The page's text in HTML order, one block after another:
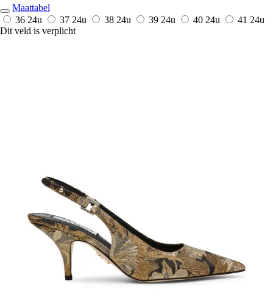
Maattabel
36 24u 37 24u 38 24u 39 24u 40 24u 41 24u
Dit veld is verplicht